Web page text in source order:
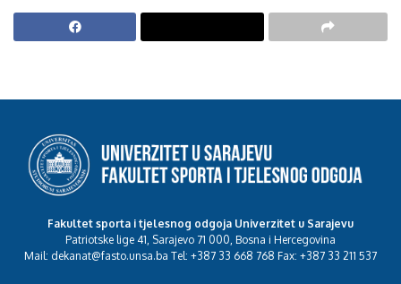
Fakultet sporta i tjelesnog odgoja Univerzitet u Sarajevu
Patriotske lige 41, Sarajevo 71 000, Bosna i Hercegovina
Mail: dekanat@fasto.unsa.ba Tel: +387 33 668 768 Fax: +387 33 211 537